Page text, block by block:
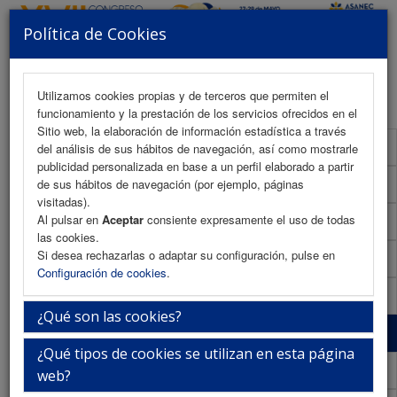
Política de Cookies
Utilizamos cookies propias y de terceros que permiten el
funcionamiento y la prestación de los servicios ofrecidos en el
Sitio web, la elaboración de información estadística a través
del análisis de sus hábitos de navegación, así como mostrarle
publicidad personalizada en base a un perfil elaborado a partir
de sus hábitos de navegación (por ejemplo, páginas
visitadas).
Al pulsar en Aceptar consiente expresamente el uso de todas
las cookies.
Si desea rechazarlas o adaptar su configuración, pulse en
Configuración de cookies.
¿Qué son las cookies?
¿Qué tipos de cookies se utilizan en esta página
web?
MENU
Presentación
La ciudad
La sede
iEvents
Secretaría Técnica
Descubre Jaén
Información General